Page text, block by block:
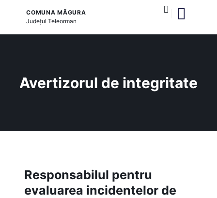
COMUNA MĂGURA
JudețulTeleorman
Avertizorul de integritate
Responsabilul pentru
evaluarea incidentelor de